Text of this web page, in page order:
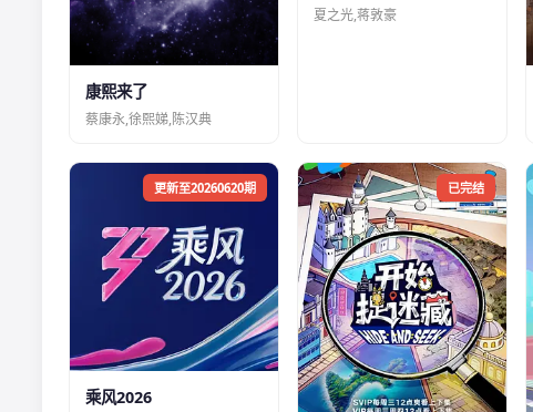
康熙来了
蔡康永,徐熙娣,陈汉典
夏之光,蒋敦豪
更新至20260620期
乘风2026
已完结